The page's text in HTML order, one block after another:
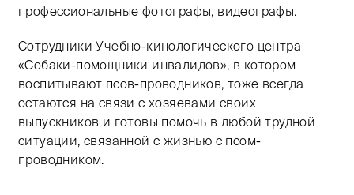
профессиональные фотографы, видеографы.
Сотрудники Учебно-кинологического центра
«Собаки-помощники инвалидов», в котором
воспитывают псов-проводников, тоже всегда
остаются на связи с хозяевами своих
выпускников и готовы помочь в любой трудной
ситуации, связанной с жизнью с псом-
проводником.